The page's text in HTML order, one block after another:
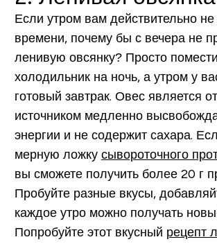
Если утром вам действительно не
времени, почему бы с вечера не
ленивую овсянку? Просто
холодильник на ночь, а утром у
готовый завтрак. Овес является
источником медленно
энергии и не содержит сахара.
мерную ложку сывороточного
вы сможете получить более 20 г
Пробуйте разные вкусы,
каждое утро можно получать
Попробуйте этот вкусный рецепт